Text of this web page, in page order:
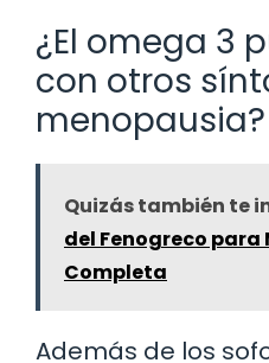
¿El omega 3
con otros
menopausia?
Quizás también te
del Fenogreco para
Completa
Además de los